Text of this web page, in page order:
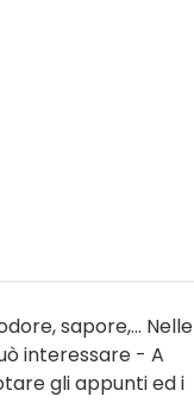
sapore,... Nelle
interessare - A
gli appunti ed i